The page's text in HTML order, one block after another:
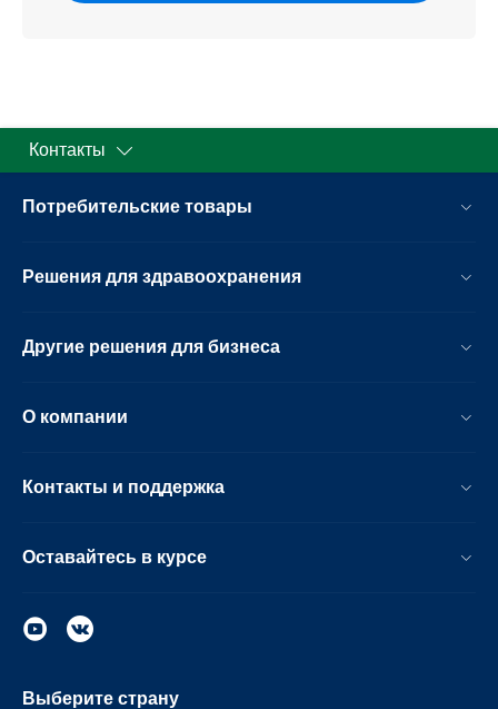
Контакты
Потребительские товары
Решения для здравоохранения
Другие решения для бизнеса
О компании
Контакты и поддержка
Оставайтесь в курсе
Выберите страну